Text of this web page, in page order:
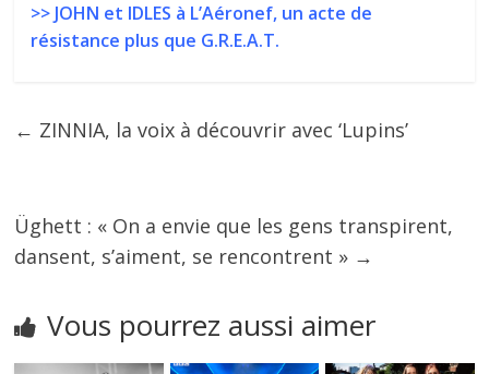
>> JOHN et IDLES à L’Aéronef, un acte de
résistance plus que G.R.E.A.T.
← ZINNIA, la voix à découvrir avec ‘Lupins’
Üghett : « On a envie que les gens transpirent,
dansent, s’aiment, se rencontrent » →
Vous pourrez aussi aimer